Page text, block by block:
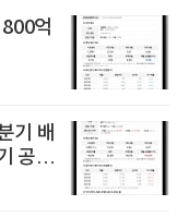
억
기 배
공